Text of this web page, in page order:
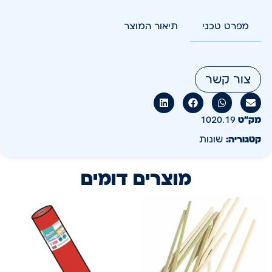
מפרט טכני תיאור המוצר
צור קשר
מק״ט 1020.19
קטגוריה: שונות
מוצרים דומים